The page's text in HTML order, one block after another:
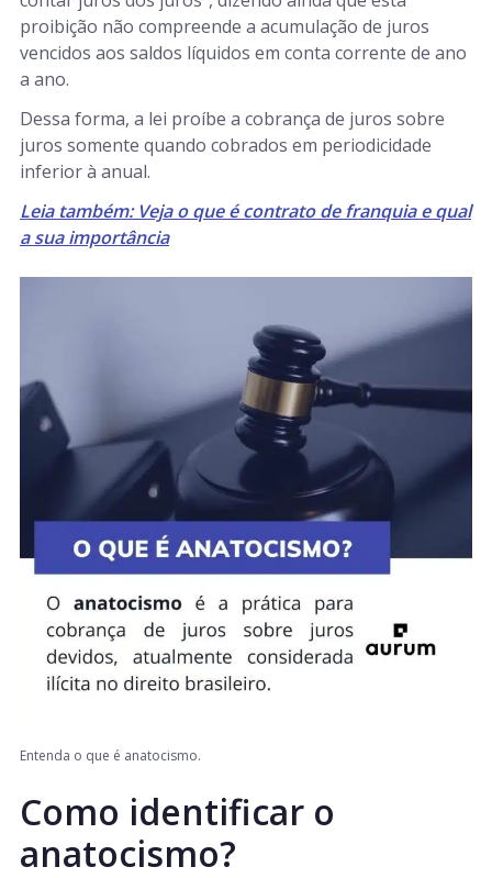
proibição não compreende a acumulação de juros
vencidos aos saldos líquidos em conta corrente de ano
a ano.
Dessa forma, a lei proíbe a cobrança de juros sobre
juros somente quando cobrados em periodicidade
inferior à anual.
Leia também: Veja o que é contrato de franquia e qual
a sua importância
Entenda o que é anatocismo.
Como identificar o
anatocismo?